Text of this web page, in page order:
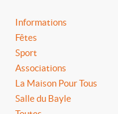
Informations
Fêtes
Sport
Associations
La Maison Pour Tous
Salle du Bayle